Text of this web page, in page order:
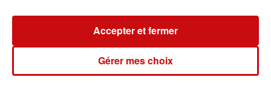
3 buts à 2 après prolongation. L’exploit alsacien est à
mettre au crédit de Biesheim, club de N2, qui a réussi à
éliminer Fleury, club de N3, sur le score de 1-0. Les
biesheimois deviennent par la même occasion petits
poucet de cette coupe de France 2018… C’est fini en
Gérer mes choix
Accepter et fermer